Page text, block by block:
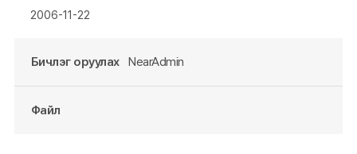
2006-11-22
Бичлэг оруулах NearAdmin
Файл